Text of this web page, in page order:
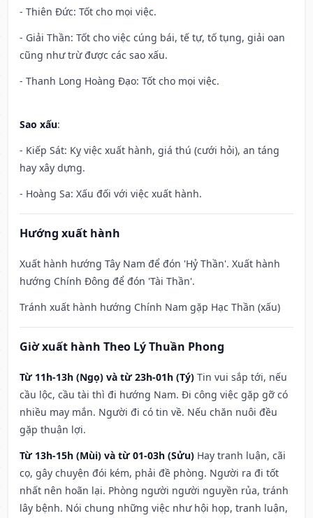
- Thiên Đức: Tốt cho mọi việc.
- Giải Thần: Tốt cho việc cúng bái, tế tự, tố tụng, giải oan
cũng như trừ được các sao xấu.
- Thanh Long Hoàng Đạo: Tốt cho mọi việc.
Sao xấu:
- Kiếp Sát: Kỵ việc xuất hành, giá thú (cưới hỏi), an táng
hay xây dựng.
- Hoàng Sa: Xấu đối với việc xuất hành.
Hướng xuất hành
Xuất hành hướng Tây Nam để đón 'Hỷ Thần'. Xuất hành
hướng Chính Đông để đón 'Tài Thần'.
Tránh xuất hành hướng Chính Nam gặp Hạc Thần (xấu)
Giờ xuất hành Theo Lý Thuần Phong
Từ 11h-13h (Ngọ) và từ 23h-01h (Tý) Tin vui sắp tới, nếu
cầu lộc, cầu tài thì đi hướng Nam. Đi công việc gặp gỡ có
nhiều may mắn. Người đi có tin về. Nếu chăn nuôi đều
gặp thuận lợi.
Từ 13h-15h (Mùi) và từ 01-03h (Sửu) Hay tranh luận, cãi
cọ, gây chuyện đói kém, phải đề phòng. Người ra đi tốt
nhất nên hoãn lại. Phòng người người nguyền rủa, tránh
lây bệnh. Nói chung những việc như hội họp, tranh luận,